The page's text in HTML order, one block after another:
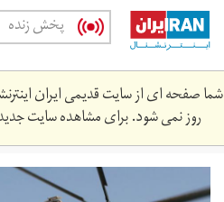
Skip
main
content
پخش زنده
شما صفحه ای از سایت قدیمی ایران
روز نمی شود. برای مشاهده سایت
1750748.jpeg